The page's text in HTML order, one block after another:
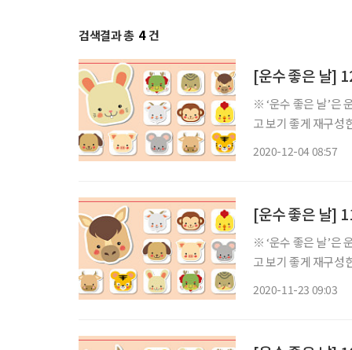
검색결과 총 4 건
[운수 좋은 날]
※ ‘운수 좋은 날’은
고 보기 좋게 재구성한 콘텐츠입니다. ◈ 쥐띠 총운
2020-12-04 08:57
[운수 좋은 날]
※ ‘운수 좋은 날’은
고 보기 좋게 재구성한 콘텐츠입니다. ◈ 쥐띠 총운
2020-11-23 09:03